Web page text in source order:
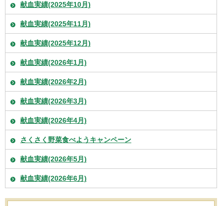
献血実績(2025年10月)
献血実績(2025年11月)
献血実績(2025年12月)
献血実績(2026年1月)
献血実績(2026年2月)
献血実績(2026年3月)
献血実績(2026年4月)
さくさく野菜食べようキャンペーン
献血実績(2026年5月)
献血実績(2026年6月)